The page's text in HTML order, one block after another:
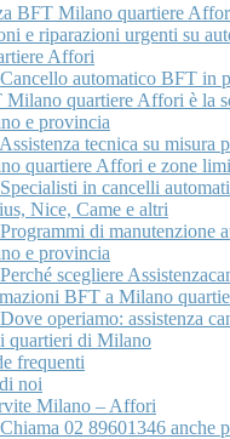
BFT Milano quartiere
e riparazioni urgenti su
Affori
Cancello automatico BFT in
Milano quartiere Affori è la
e provincia
Assistenza tecnica su misura
quartiere Affori e zone
Specialisti in cancelli
Nice, Came e altri
Programmi di manutenzione
e provincia
Perché scegliere
BFT a Milano
Dove operiamo: assistenza
quartieri di Milano
frequenti
noi
Milano – Affori
Chiama 02 89601346 anche